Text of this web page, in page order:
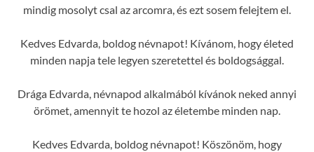
mindig mosolyt csal az arcomra, és ezt sosem felejtem el.
Kedves Edvarda, boldog névnapot! Kívánom, hogy életed
minden napja tele legyen szeretettel és boldogsággal.
Drága Edvarda, névnapod alkalmából kívánok neked annyi
örömet, amennyit te hozol az életembe minden nap.
Kedves Edvarda, boldog névnapot! Köszönöm, hogy